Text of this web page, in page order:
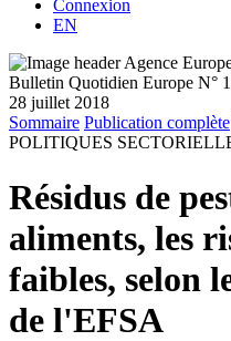
Connexion
EN
Bulletin Quotidien Europe N°
28 juillet 2018
Sommaire Publication complète
POLITIQUES
Résidus de
aliments, les
faibles, selon
de l'EFSA